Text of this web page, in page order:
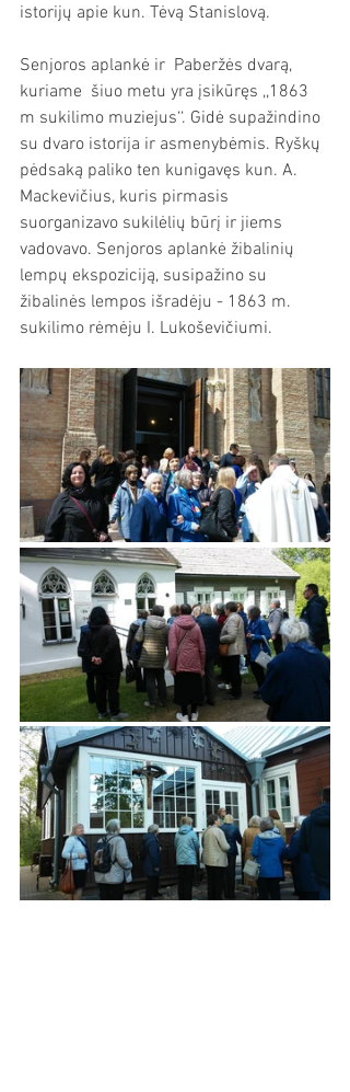
istorijų apie kun. Tėvą Stanislovą.
Senjoros aplankė ir  Paberžės dvarą,
kuriame  šiuo metu yra įsikūręs ,,1863
m sukilimo muziejus‘‘. Gidė supažindino
su dvaro istorija ir asmenybėmis. Ryškų
pėdsaką paliko ten kunigavęs kun. A.
Mackevičius, kuris pirmasis
suorganizavo sukilėlių būrį ir jiems
vadovavo. Senjoros aplankė žibalinių
lempų ekspoziciją, susipažino su
žibalinės lempos išradėju - 1863 m.
sukilimo rėmėju I. Lukoševičiumi.